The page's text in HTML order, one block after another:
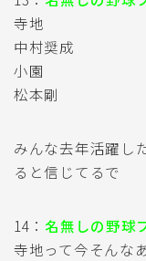
寺地
中村奨成
小園
松本剛
みんな去年活躍し
ると信じてるで
14： 名無しの野球
寺地って今そんな